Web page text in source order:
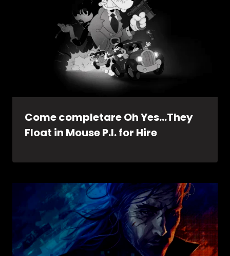
Come completare Oh Yes…They
Float in Mouse P.I. for Hire